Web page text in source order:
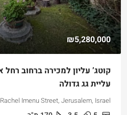
₪5,280,000
עליית גג גדולה
Rachel Imenu Street, Jerusalem, Israel